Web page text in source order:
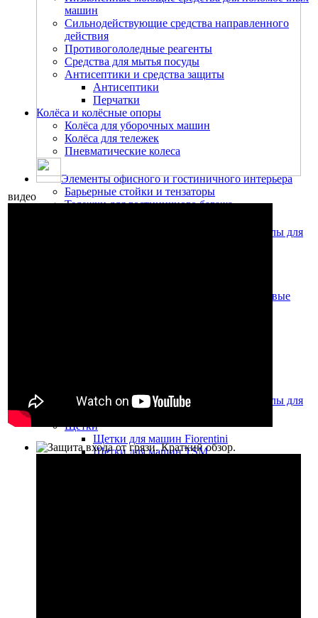
машин
Сильнодействующие средства направленного
действия
Противогололедные реагенты
Средства для мытья посуды
Антисептики и средства защиты
Антисептики
Перчатки
Колёса и колёсные опоры
Колёса для уборочных машин
Колёса для тележек
Пневматические колеса
Элементы офисного и гостиничного интерьера
Барьерные стойки и тензаторы
Тележки для гостиничного багажа
Запчасти, аксессуары и расходные материалы для
Насадки для сбора жидкости, резиновые
Запчасти, аксессуары и расходные материалы для
Щётки
Щетки для машин Fiorentini
Щетки для машин TSM
видео